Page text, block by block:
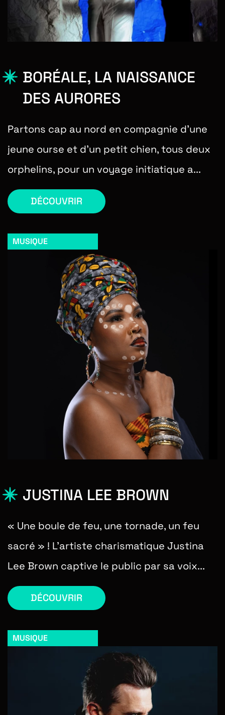
BORÉALE, LA NAISSANCE
DES AURORES
Partons cap au nord en compagnie d’une
jeune ourse et d’un petit chien, tous deux
orphelins, pour un voyage initiatique a...
DÉCOUVRIR
MUSIQUE
JUSTINA LEE BROWN
« Une boule de feu, une tornade, un feu
sacré » ! L’artiste charismatique Justina
Lee Brown captive le public par sa voix...
DÉCOUVRIR
MUSIQUE